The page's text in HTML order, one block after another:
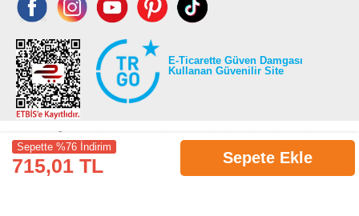
Sepette %76 İndirim
715,01 TL Sepete Ekle
E-Ticarette Güven Damgası
Kullanan Güvenilir Site
©2026 Tüm modaselvim.com hakları saklıdır.